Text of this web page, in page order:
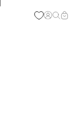
Page